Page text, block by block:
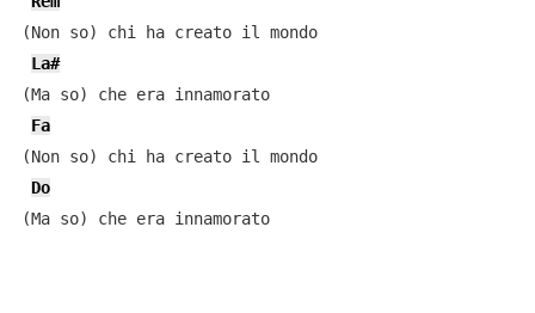
(Non so) chi ha creato il mondo
La#
(Ma so) che era innamorato
Fa
(Non so) chi ha creato il mondo
Do
(Ma so) che era innamorato